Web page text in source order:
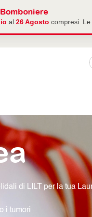
al 26 Agosto compresi.
di LILT per la tua
i tumori